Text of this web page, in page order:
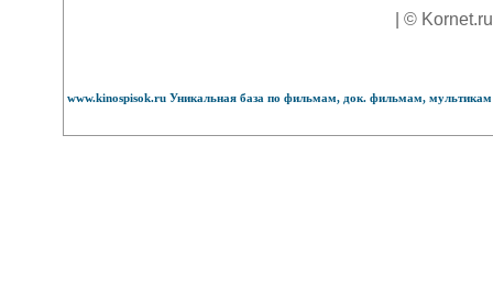
| ©
www.kinospisok.ru Уникальная база по фильмам, док. фильмам,